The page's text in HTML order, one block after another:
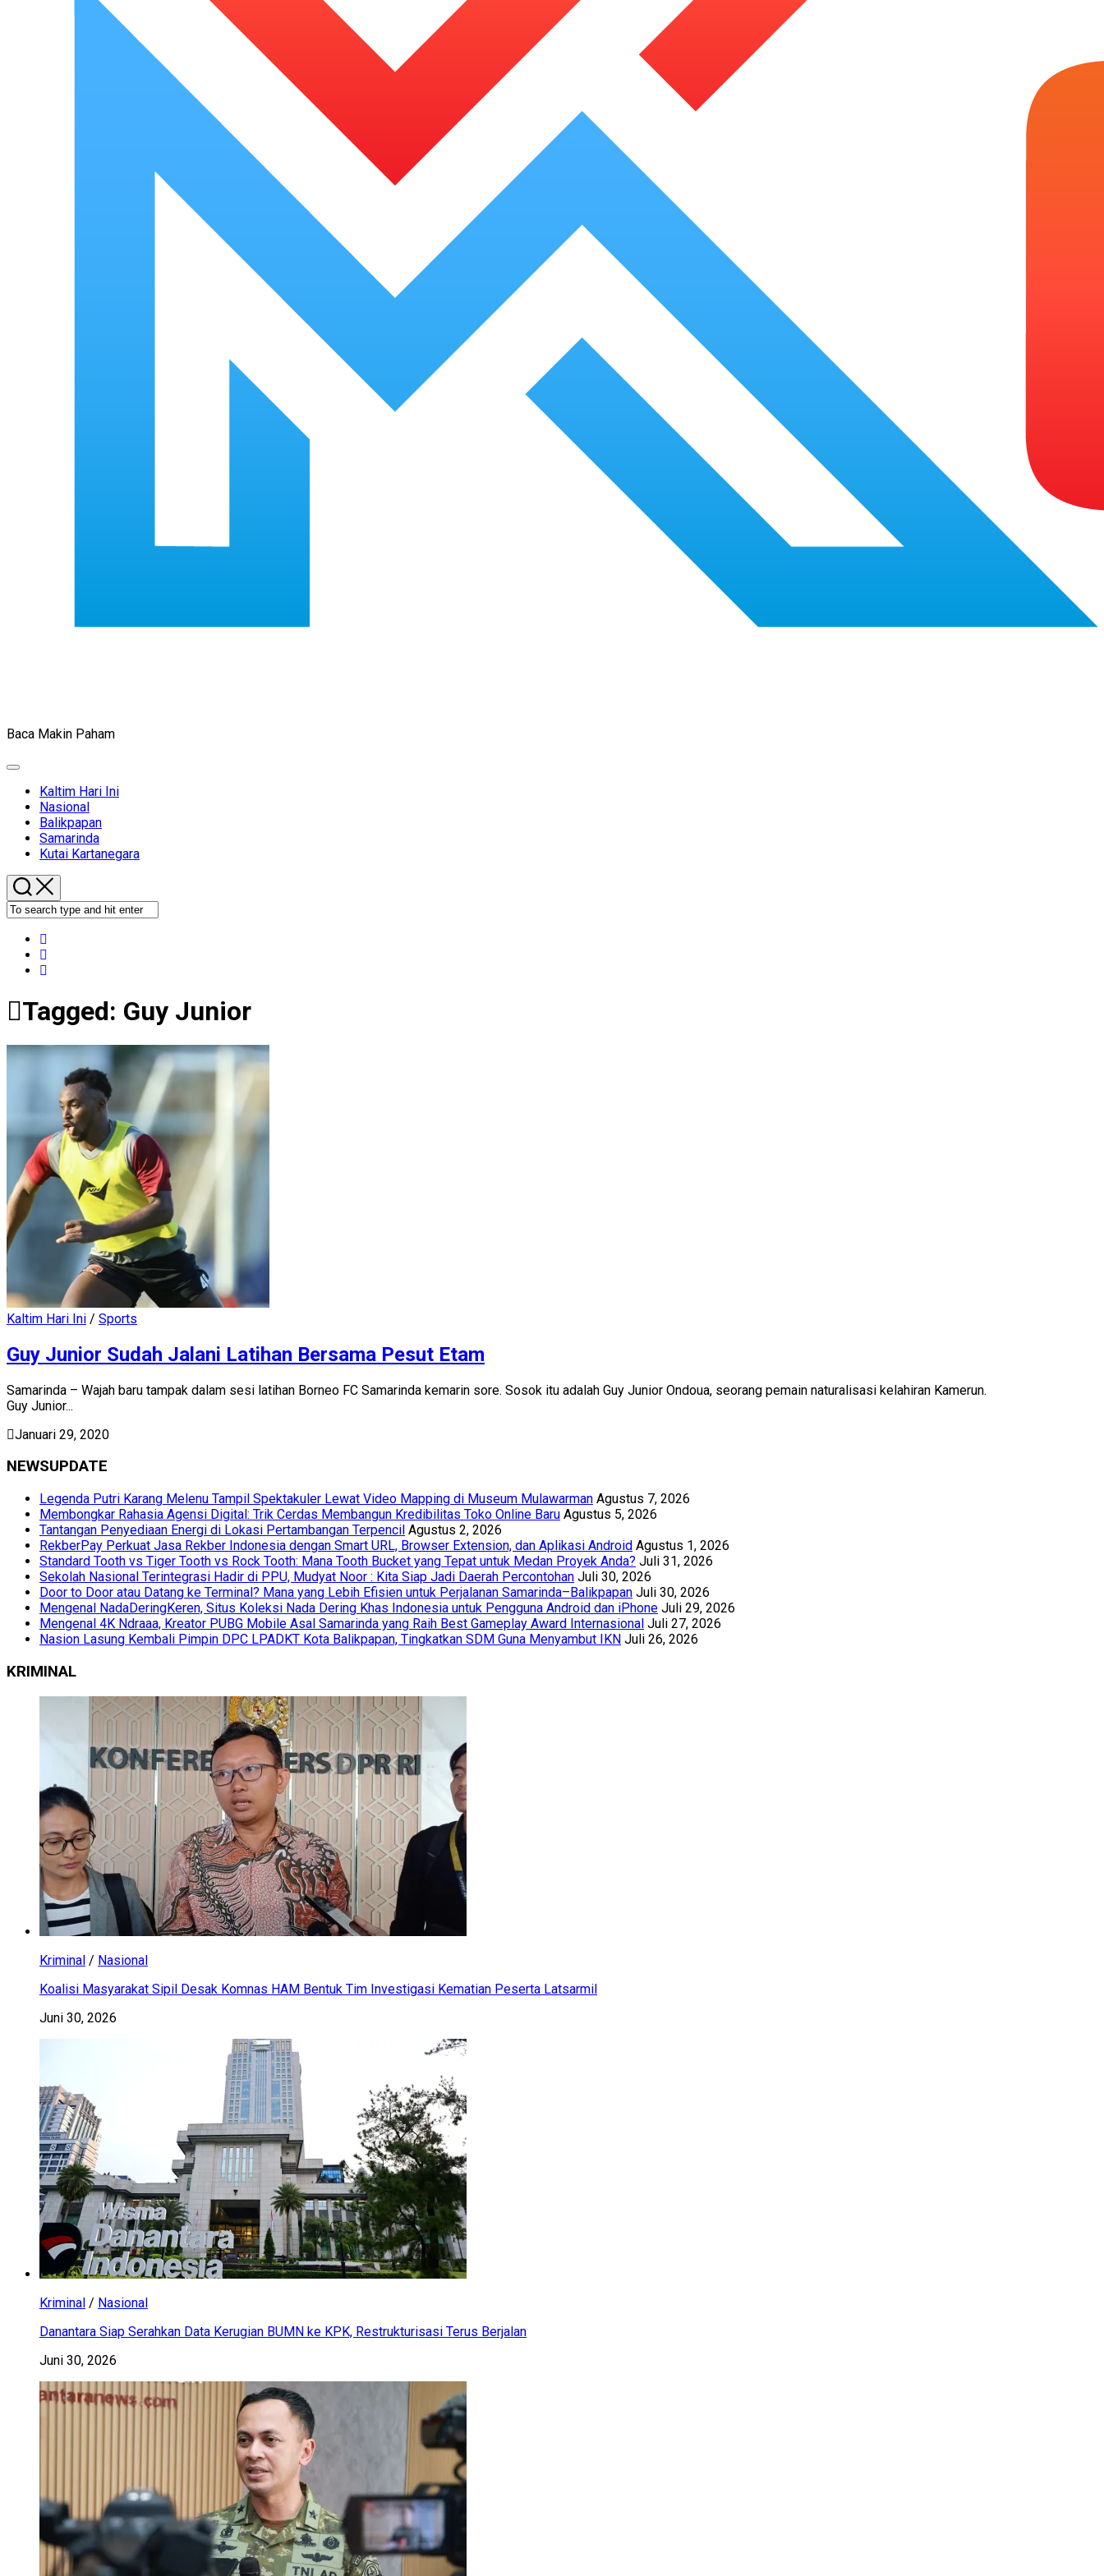
Baca Makin Paham
Expand
Kaltim Hari Ini
Nasional
Balikpapan
Samarinda
Kutai Kartanegara
Tagged: Guy Junior
Kaltim Hari Ini / Sports
Guy Junior Sudah Jalani Latihan Bersama Pesut Etam
Samarinda – Wajah baru tampak dalam sesi latihan Borneo FC Samarinda kemarin sore. Sosok itu adalah Guy Junior Ondoua, seorang pemain naturalisasi kelahiran Kamerun.
Guy Junior...
Januari 29, 2020
NEWSUPDATE
Legenda Putri Karang Melenu Tampil Spektakuler Lewat Video Mapping di Museum Mulawarman Agustus 7, 2026
Membongkar Rahasia Agensi Digital: Trik Cerdas Membangun Kredibilitas Toko Online Baru Agustus 5, 2026
Tantangan Penyediaan Energi di Lokasi Pertambangan Terpencil Agustus 2, 2026
RekberPay Perkuat Jasa Rekber Indonesia dengan Smart URL, Browser Extension, dan Aplikasi Android Agustus 1, 2026
Standard Tooth vs Tiger Tooth vs Rock Tooth: Mana Tooth Bucket yang Tepat untuk Medan Proyek Anda? Juli 31, 2026
Sekolah Nasional Terintegrasi Hadir di PPU, Mudyat Noor : Kita Siap Jadi Daerah Percontohan Juli 30, 2026
Door to Door atau Datang ke Terminal? Mana yang Lebih Efisien untuk Perjalanan Samarinda–Balikpapan Juli 30, 2026
Mengenal NadaDeringKeren, Situs Koleksi Nada Dering Khas Indonesia untuk Pengguna Android dan iPhone Juli 29, 2026
Mengenal 4K Ndraaa, Kreator PUBG Mobile Asal Samarinda yang Raih Best Gameplay Award Internasional Juli 27, 2026
Nasion Lasung Kembali Pimpin DPC LPADKT Kota Balikpapan, Tingkatkan SDM Guna Menyambut IKN Juli 26, 2026
KRIMINAL
Kriminal / Nasional
Koalisi Masyarakat Sipil Desak Komnas HAM Bentuk Tim Investigasi Kematian Peserta Latsarmil
Juni 30, 2026
Kriminal / Nasional
Danantara Siap Serahkan Data Kerugian BUMN ke KPK, Restrukturisasi Terus Berjalan
Juni 30, 2026